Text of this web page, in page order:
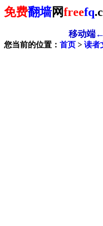
免费翻墙网freefq
移动端←
您当前的位置： 首页 > 读者